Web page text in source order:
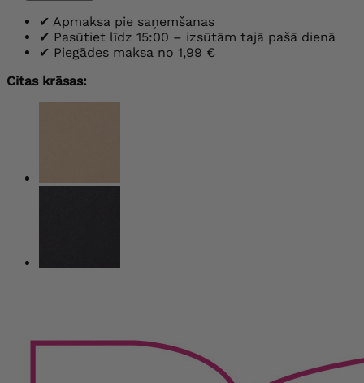
✔ Apmaksa pie saņemšanas
✔ Pasūtiet līdz 15:00 – izsūtām tajā pašā dienā
✔ Piegādes maksa no 1,99 €
Citas krāsas: